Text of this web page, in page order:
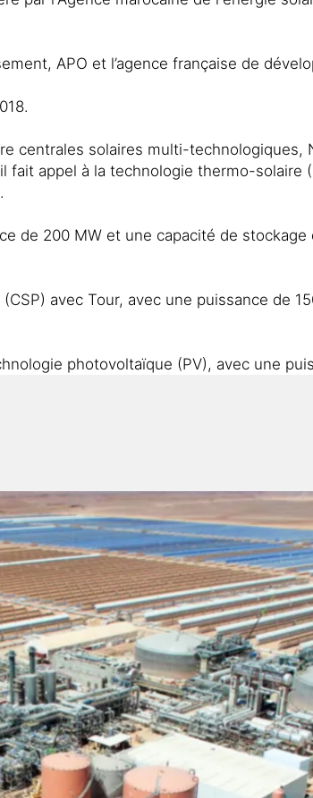
APO et l’agence française de
centrales solaires multi-
appel à la technologie thermo-solaire
de 200 MW et une capacité de
avec Tour, avec une puissance de
photovoltaïque (PV), avec une